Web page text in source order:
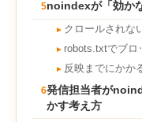
5noindexが「効か
► クロールされな
► robots.txtでブロ
► 反映までにかか
6発信担当者が
かす考え方